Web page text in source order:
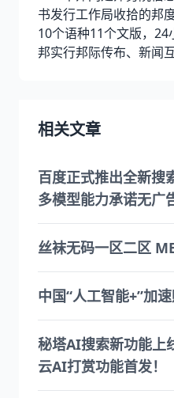
书发行工作局收拾的邦
10个语种11个文版，
邦实行邦际传布、新闻
相关文章
百度正式推出全新搜
多模型能力承诺无广
丝袜无码一区二区
中国“人工智能+”加
秘塔AI搜索新功能上
云AI打赏功能首发！